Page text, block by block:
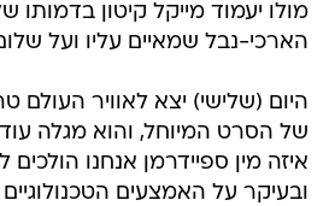
מולו יעמוד מייקל קיטון בדמותו
הארכי-נבל שמאיים עליו ועל
היום (שלישי) יצא לאוויר העולם
של הסרט המיוחל, והוא מגלה
איזה מין ספיידרמן אנחנו הולכים
ובעיקר על האמצעים